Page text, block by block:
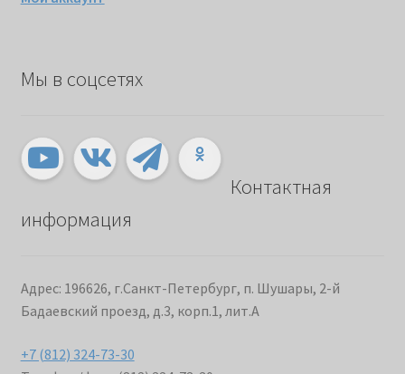
Мы в соцсетях
Контактная
информация
Адрес: 196626, г.Санкт-Петербург, п. Шушары, 2-й
Бадаевский проезд, д.3, корп.1, лит.А
+7 (812) 324-73-30